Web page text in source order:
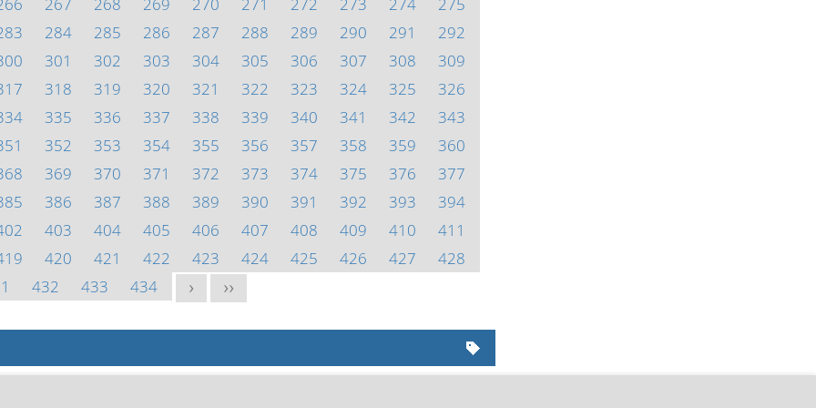
284 285 286 287 288 289 290 291
292
301 302 303 304 305 306 307 308
309
318 319 320 321 322 323 324 325
326
335 336 337 338 339 340 341 342
343
352 353 354 355 356 357 358 359
360
369 370 371 372 373 374 375 376
377
386 387 388 389 390 391 392 393
394
403 404 405 406 407 408 409 410
411
420 421 422 423 424 425 426 427
428
432 433 434 > >>